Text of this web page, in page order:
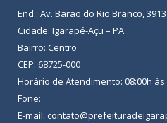
End.: Av. Barão do Rio Branco, 3913
Cidade: Igarapé-Açu – PA
Bairro: Centro
CEP: 68725-000
Horário de Atendimento: 08:00h às
Fone:
E-mail: